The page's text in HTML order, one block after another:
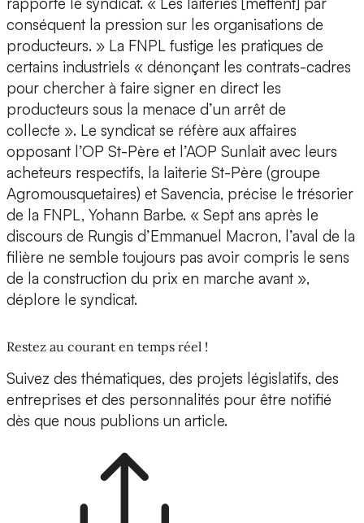
conséquent la pression sur les organisations de
producteurs. » La FNPL fustige les pratiques de
certains industriels « dénonçant les contrats-cadres
pour chercher à faire signer en direct les
producteurs sous la menace d’un arrêt de
collecte ». Le syndicat se réfère aux affaires
opposant l’OP St-Père et l’AOP Sunlait avec leurs
acheteurs respectifs, la laiterie St-Père (groupe
Agromousquetaires) et Savencia, précise le trésorier
de la FNPL, Yohann Barbe. « Sept ans après le
discours de Rungis d’Emmanuel Macron, l’aval de la
filière ne semble toujours pas avoir compris le sens
de la construction du prix en marche avant »,
déplore le syndicat.
Restez au courant en temps réel !
Suivez des thématiques, des projets législatifs, des
entreprises et des personnalités pour être notifié
dès que nous publions un article.